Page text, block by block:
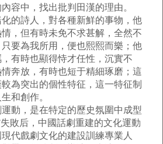
容中，找出批判田漢的理由。
詩人，對各種新鮮的事物，他
，但有時未免不求甚解，全然不
要為我所用，便也熙熙而樂；他
有時也顯得恃才任性，沉實不
奔放，有時也短于精細琢磨；這
為突出的個性特征，這一特征制
和創作。
，是在特定的歷史氛圍中成型
敗后，中國話劇重建的文化運動
代戲劇文化的建設訓練專業人